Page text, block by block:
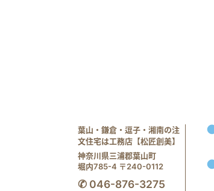
葉山・鎌倉・逗子・湘南の注
文住宅は工務店【松匠創美】
神奈川県三浦郡葉山町
堀内785-4 〒240-0112
✆ 046-876-3275